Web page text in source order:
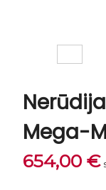
Mega-
654,00 €